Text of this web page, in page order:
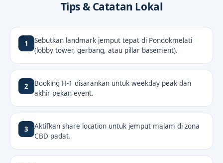
Tips & Catatan Lokal
1
Sebutkan landmark jemput tepat di Pondokmelati
(lobby tower, gerbang, atau pillar basement).
2
Booking H-1 disarankan untuk weekday peak dan
akhir pekan event.
3
Aktifkan share location untuk jemput malam di zona
CBD padat.